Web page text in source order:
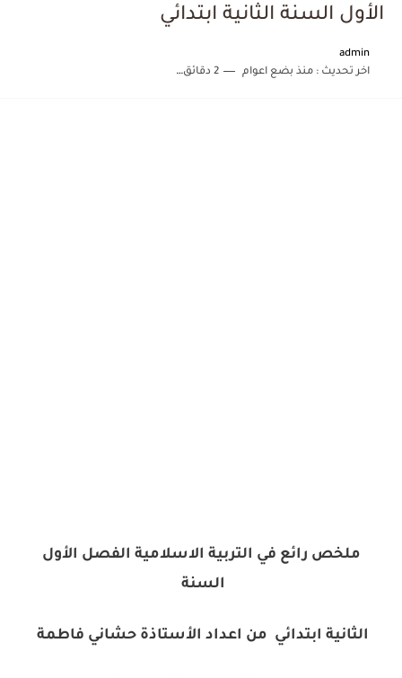
الأول السنة الثانية ابتدائي
admin
اخر تحديث :منذ بضع اعوام 2 دقائق للقراءة
ملخص رائع في التربية الاسلامية الفصل الأول
السنة
الثانية ابتدائي من اعداد الأستاذة حشاني فاطمة